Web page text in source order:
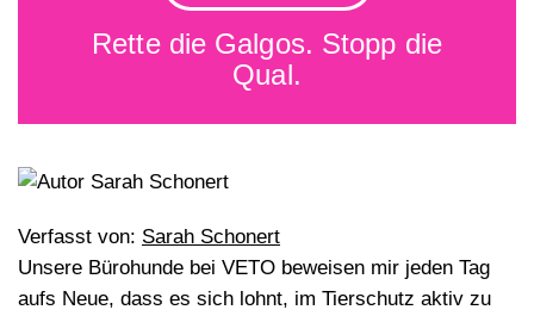
Rette die Galgos. Stopp die
Qual.
Verfasst von: Sarah Schonert
Unsere Bürohunde bei VETO beweisen mir jeden Tag
aufs Neue, dass es sich lohnt, im Tierschutz aktiv zu